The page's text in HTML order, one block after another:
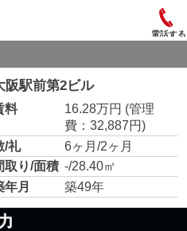
電話する
阪駅前第2ビル
料 16.28万円 (管理
費：32,887円)
/礼
6ヶ月/2ヶ月
取り/面積 -/28.40㎡
年月
築49年